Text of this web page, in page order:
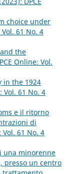
choice under
Vol. 61 No. 4
the
Online: Vol.
in the 1924
Vol. 61 No. 4
e il ritorno
di
Vol. 61 No. 4
una minorenne
presso un centro